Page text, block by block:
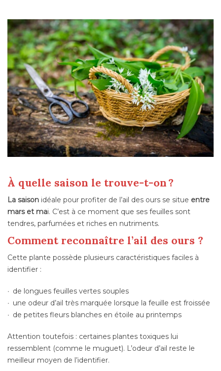
À quelle saison le trouve-t-on ?
La saison idéale pour profiter de l’ail des ours se situe entre
mars et mai. C’est à ce moment que ses feuilles sont
tendres, parfumées et riches en nutriments.
Comment reconnaître l’ail des ours ?
Cette plante possède plusieurs caractéristiques faciles à
identifier :
de longues feuilles vertes souples
une odeur d’ail très marquée lorsque la feuille est froissée
de petites fleurs blanches en étoile au printemps
Attention toutefois : certaines plantes toxiques lui
ressemblent (comme le muguet). L’odeur d’ail reste le
meilleur moyen de l’identifier.